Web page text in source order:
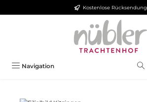
Zum Hauptinhalt springen Kostenlose Rücksendung
Navigation